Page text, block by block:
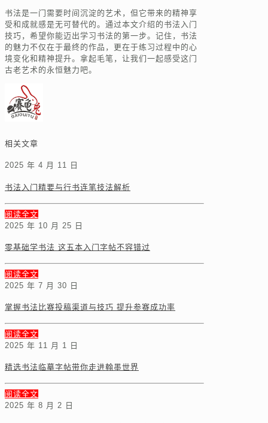
书法是一门需要时间沉淀的艺术，但它带来的精神享
受和成就感是无可替代的。通过本文介绍的书法入门
技巧，希望你能迈出学习书法的第一步。记住，书法
的魅力不仅在于最终的作品，更在于练习过程中的心
境变化和精神提升。拿起毛笔，让我们一起感受这门
古老艺术的永恒魅力吧。
相关文章
2025 年 4 月 11 日
书法入门精要与行书连笔技法解析
阅读全文
2025 年 10 月 25 日
零基础学书法 这五本入门字帖不容错过
阅读全文
2025 年 7 月 30 日
掌握书法比赛投稿渠道与技巧 提升参赛成功率
阅读全文
2025 年 11 月 1 日
精选书法临摹字帖带你走进翰墨世界
阅读全文
2025 年 8 月 2 日